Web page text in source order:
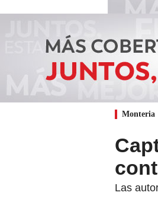
Monteria
Las